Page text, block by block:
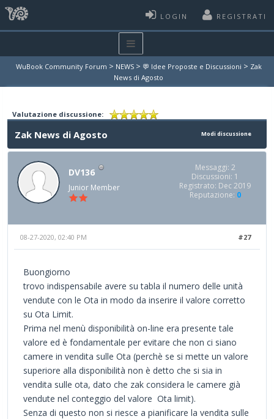
LOGIN REGISTRATI
WuBook Community Forum > NEWS > 💬 Idee Proposte e Discussioni > Zak
News di Agosto
Valutazione discussione:
Modi discussione
Zak News di Agosto
DV136
Junior Member
Messaggi: 2
Discussioni: 1
Registrato: Dec 2019
Reputazione: 0
#27
08-27-2020, 02:40 PM
Buongiorno
trovo indispensabile avere su tabla il numero delle unità
vendute con le Ota in modo da inserire il valore corretto
su Ota Limit.
Prima nel menù disponibilità on-line era presente tale
valore ed è fondamentale per evitare che non ci siano
camere in vendita sulle Ota (perchè se si mette un valore
superiore alla disponibilità non è detto che si sia in
vendita sulle ota, dato che zak considera le camere già
vendute nel conteggio del valore Ota limit).
Senza di questo non si riesce a pianificare la vendita sulle